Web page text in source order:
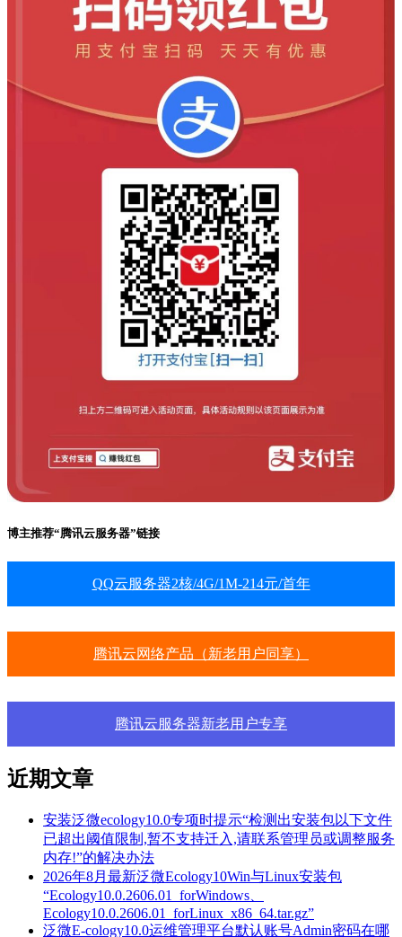
博主推荐“腾讯云服务器”链接
QQ云服务器2核/4G/1M-214元/首年
腾讯云网络产品（新老用户同享）
腾讯云服务器新老用户专享
近期文章
安装泛微ecology10.0专项时提示“检测出安装包以下文件
已超出阈值限制,暂不支持迁入,请联系管理员或调整服务
内存!”的解决办法
2026年8月最新泛微Ecology10Win与Linux安装包
“Ecology10.0.2606.01_forWindows、
Ecology10.0.2606.01_forLinux_x86_64.tar.gz”
泛微E-cology10.0运维管理平台默认账号Admin密码在哪